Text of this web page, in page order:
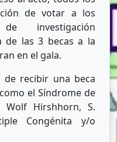
de votar a los
investigación
de las 3 becas a la
en el gala.
de recibir una beca
el Síndrome de
Wolf Hirshhorn, S.
Congénita y/o